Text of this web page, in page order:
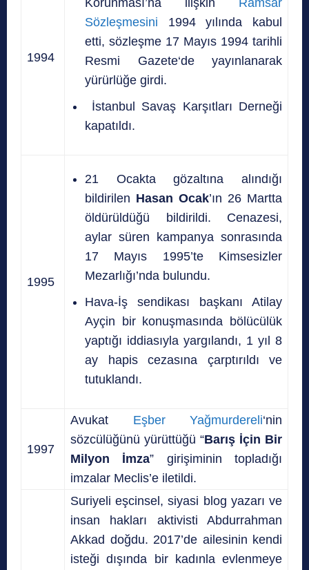
1994
Sözleşmesini 1994 yılında kabul
etti, sözleşme 17 Mayıs 1994 tarihli
Resmi Gazete‘de yayınlanarak
yürürlüğe girdi.
İstanbul Savaş Karşıtları Derneği
kapatıldı.
1995
21 Ocakta gözaltına alındığı
bildirilen Hasan Ocak’ın 26 Martta
öldürüldüğü bildirildi. Cenazesi,
aylar süren kampanya sonrasında
17 Mayıs 1995’te Kimsesizler
Mezarlığı’nda bulundu.
Hava-İş sendikası başkanı Atilay
Ayçin bir konuşmasında bölücülük
yaptığı iddiasıyla yargılandı, 1 yıl 8
ay hapis cezasına çarptırıldı ve
tutuklandı.
1997
Avukat Eşber Yağmurdereli‘nin
sözcülüğünü yürüttüğü “Barış İçin Bir
Milyon İmza” girişiminin topladığı
imzalar Meclis’e iletildi.
Suriyeli eşcinsel, siyasi blog yazarı ve
insan hakları aktivisti Abdurrahman
Akkad doğdu. 2017’de ailesinin kendi
isteği dışında bir kadınla evlenmeye